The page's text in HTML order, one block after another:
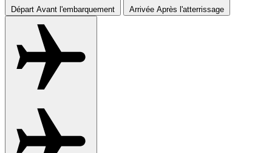
Départ Avant l'embarquement Arrivée Après l'atterrissage